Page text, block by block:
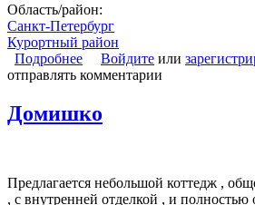
Область/район:
Санкт-Петербург
Курортный район
Подробнее о Продажа комерческого
Сестрорецке
Войдите или
отправлять комментарии
Домишко
Предлагается небольшой коттедж ,
, с внутренней отделкой , и